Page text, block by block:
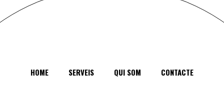
HOME SERVEIS QUI SOM CONTACTE